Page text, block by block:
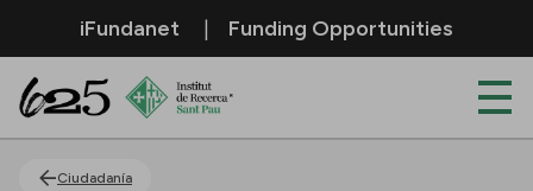
Saltar al contenido principal
iFundanet Funding Opportunities
Ciudadanía